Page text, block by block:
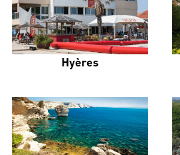
Hyères